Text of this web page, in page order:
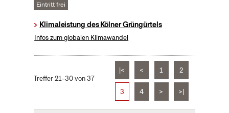
Eintritt frei
Klimaleistung des Kölner Grüngürtels
Infos zum globalen Klimawandel
Treffer 21–30 von 37
|< < 1 2
3 4 > >|